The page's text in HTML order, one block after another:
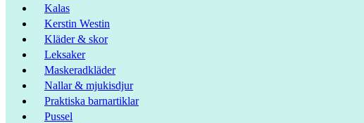
Kalas
Kerstin Westin
Kläder & skor
Leksaker
Maskeradkläder
Nallar & mjukisdjur
Praktiska barnartiklar
Pussel